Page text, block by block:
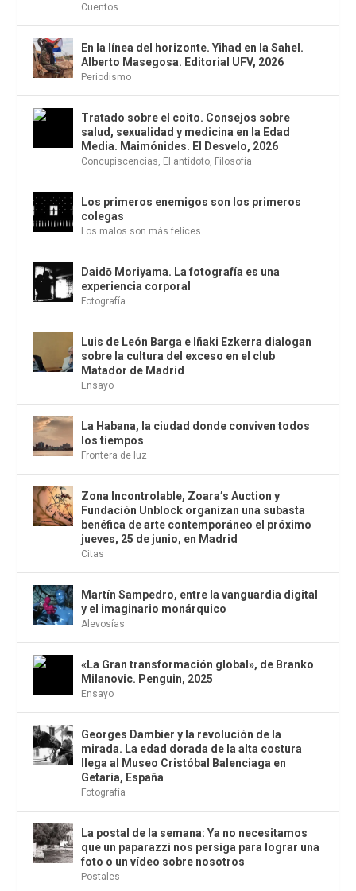
Cuentos
En la línea del horizonte. Yihad en la Sahel.
Alberto Masegosa. Editorial UFV, 2026
Periodismo
Tratado sobre el coito. Consejos sobre
salud, sexualidad y medicina en la Edad
Media. Maimónides. El Desvelo, 2026
Concupiscencias, El antídoto, Filosofía
Los primeros enemigos son los primeros
colegas
Los malos son más felices
Daidō Moriyama. La fotografía es una
experiencia corporal
Fotografía
Luis de León Barga e Iñaki Ezkerra dialogan
sobre la cultura del exceso en el club
Matador de Madrid
Ensayo
La Habana, la ciudad donde conviven todos
los tiempos
Frontera de luz
Zona Incontrolable, Zoara’s Auction y
Fundación Unblock organizan una subasta
benéfica de arte contemporáneo el próximo
jueves, 25 de junio, en Madrid
Citas
Martín Sampedro, entre la vanguardia digital
y el imaginario monárquico
Alevosías
«La Gran transformación global», de Branko
Milanovic. Penguin, 2025
Ensayo
Georges Dambier y la revolución de la
mirada. La edad dorada de la alta costura
llega al Museo Cristóbal Balenciaga en
Getaria, España
Fotografía
La postal de la semana: Ya no necesitamos
que un paparazzi nos persiga para lograr una
foto o un vídeo sobre nosotros
Postales